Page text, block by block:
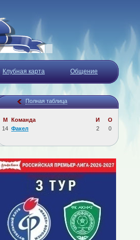
Клубная карта Общение
Полная таблица
М Команда И
О
14 Факел 2 0